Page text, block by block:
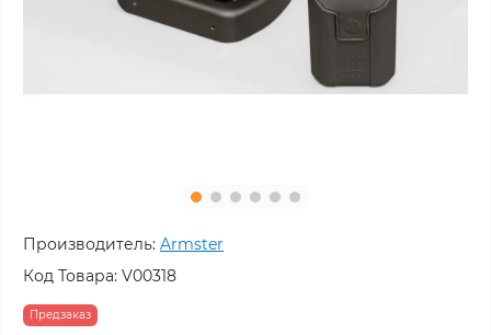
Производитель: Armster
Код Товара: V00318
Предзаказ